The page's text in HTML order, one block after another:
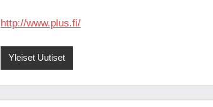
http://www.plus.fi/
Yleiset Uutiset